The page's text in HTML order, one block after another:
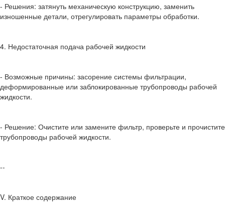
- Решения: затянуть механическую конструкцию, заменить
изношенные детали, отрегулировать параметры обработки.
4. Недостаточная подача рабочей жидкости
- Возможные причины: засорение системы фильтрации,
деформированные или заблокированные трубопроводы рабочей
жидкости.
- Решение: Очистите или замените фильтр, проверьте и прочистите
трубопроводы рабочей жидкости.
--
V. Краткое содержание